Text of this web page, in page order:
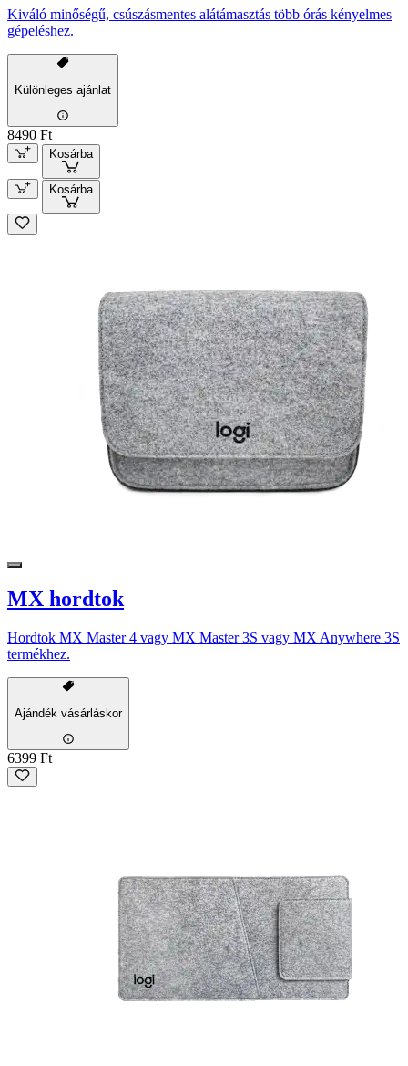
Kiváló minőségű, csúszásmentes alátámasztás több órás kényelmes
gépeléshez.
Különleges ajánlat
8490 Ft
Kosárba
Kosárba
MX hordtok
Hordtok MX Master 4 vagy MX Master 3S vagy MX Anywhere 3S
termékhez.
Ajándék vásárláskor
6399 Ft